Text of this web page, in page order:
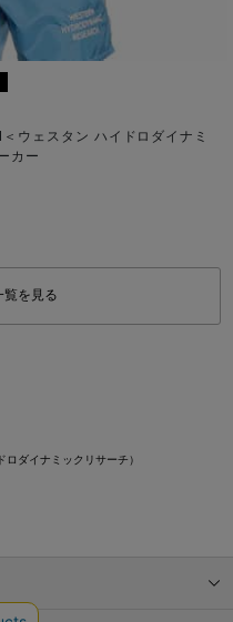
ウェスタン ハイドロダイナミ
カー
覧を見る
ロダイナミックリサーチ）